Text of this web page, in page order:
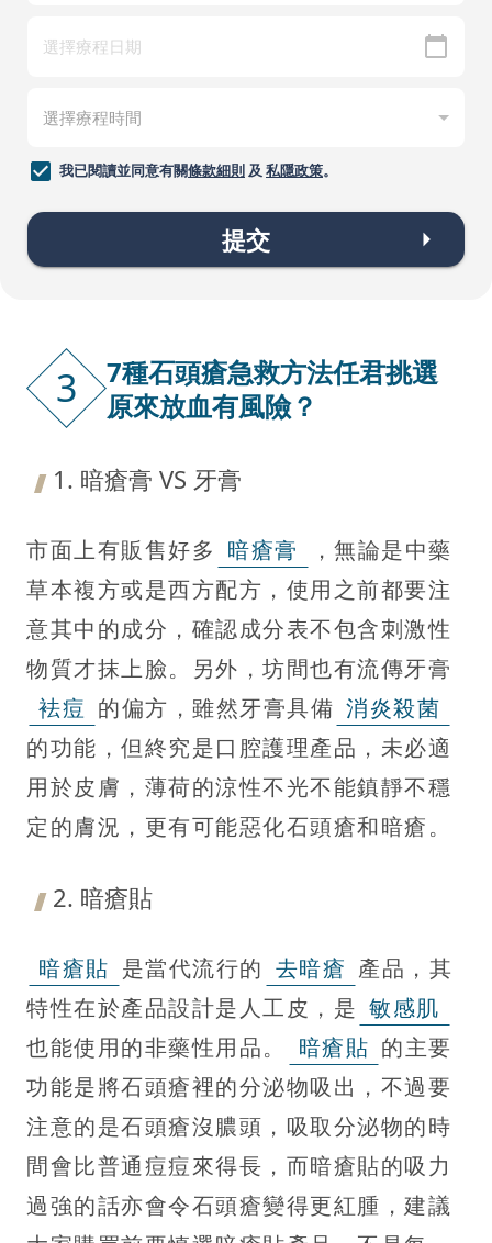
我已閱讀並同意有關條款細則 及 私隱政策。
提交
3
7種石頭瘡急救方法任君挑選
原來放血有風險？
1. 暗瘡膏 VS 牙膏
市面上有販售好多 暗瘡膏
，無論是中藥
草本複方或是西方配方，使用之前都要注
意其中的成分，確認成分表不包含刺激性
物質才抹上臉。另外，坊間也有流傳牙膏
袪痘 的偏方，雖然牙膏具備 消炎殺菌
的功能，但終究是口腔護理產品，未必適
用於皮膚，薄荷的涼性不光不能鎮靜不穩
定的膚況，更有可能惡化石頭瘡和暗瘡。
2. 暗瘡貼
暗瘡貼 是當代流行的 去暗瘡 產品，其
特性在於產品設計是人工皮，是 敏感肌
也能使用的非藥性用品。
暗瘡貼 的主要
功能是將石頭瘡裡的分泌物吸出，不過要
注意的是石頭瘡沒膿頭，吸取分泌物的時
間會比普通痘痘來得長，而暗瘡貼的吸力
過強的話亦會令石頭瘡變得更紅腫，建議